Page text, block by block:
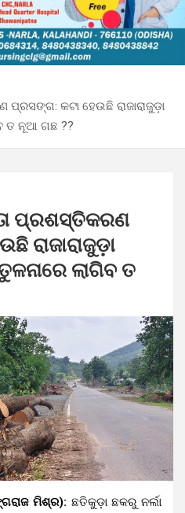
ପ୍ରସଙ୍ଗ: କଟା ହେଉଛି ରାଜାରାଜୁଡ଼ା
ତ ନୂଆ ଗଛ ??
ପ୍ରଶସ୍ତିକରଣ
ରାଜାରାଜୁଡ଼ା
ଲାଗିବ ତ
ମିଶ୍ର): ଛତିକୁଡ଼ା ଛକରୁ ନର୍ଲା